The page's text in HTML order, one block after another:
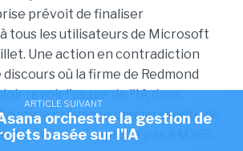
prévoit de finaliser
tous les utilisateurs de Microsoft
Une action en contradiction
où la firme de Redmond
revoir l'usage de l'IA dans
la présence omniprésente de
que cela ne s'applique pas à M365...
ARTICLE SUIVANT
orchestre la gestion de
basée sur l'IA